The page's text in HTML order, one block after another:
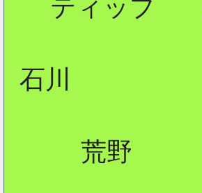
ティップ
石川
荒野